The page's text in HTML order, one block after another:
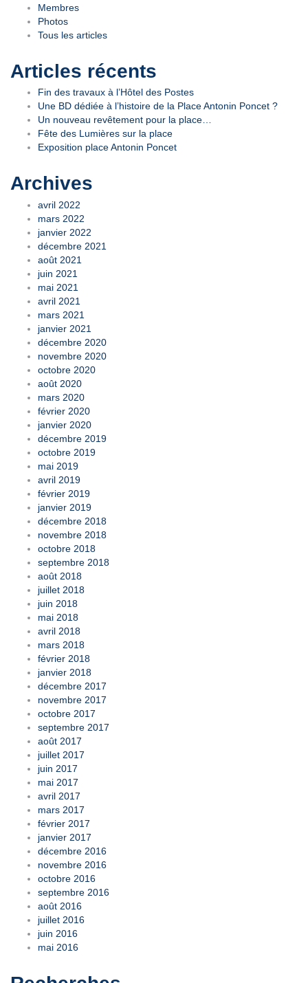
Membres
Photos
Tous les articles
Articles récents
Fin des travaux à l’Hôtel des Postes
Une BD dédiée à l’histoire de la Place Antonin Poncet ?
Un nouveau revêtement pour la place…
Fête des Lumières sur la place
Exposition place Antonin Poncet
Archives
avril 2022
mars 2022
janvier 2022
décembre 2021
août 2021
juin 2021
mai 2021
avril 2021
mars 2021
janvier 2021
décembre 2020
novembre 2020
octobre 2020
août 2020
mars 2020
février 2020
janvier 2020
décembre 2019
octobre 2019
mai 2019
avril 2019
février 2019
janvier 2019
décembre 2018
novembre 2018
octobre 2018
septembre 2018
août 2018
juillet 2018
juin 2018
mai 2018
avril 2018
mars 2018
février 2018
janvier 2018
décembre 2017
novembre 2017
octobre 2017
septembre 2017
août 2017
juillet 2017
juin 2017
mai 2017
avril 2017
mars 2017
février 2017
janvier 2017
décembre 2016
novembre 2016
octobre 2016
septembre 2016
août 2016
juillet 2016
juin 2016
mai 2016